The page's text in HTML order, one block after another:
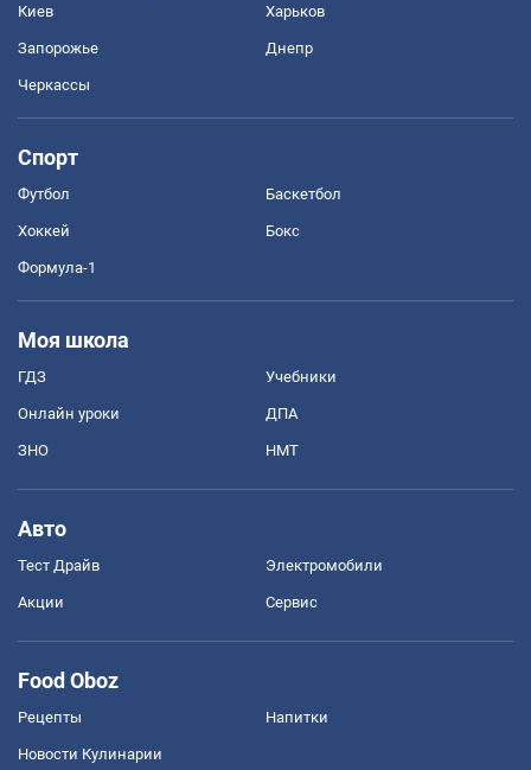
Киев Харьков
Запорожье Днепр
Черкассы
Спорт
Футбол Баскетбол
Хоккей Бокс
Формула-1
Моя школа
ГДЗ Учебники
Онлайн уроки ДПА
ЗНО НМТ
Авто
Тест Драйв Электромобили
Акции Сервис
Food Oboz
Рецепты Напитки
Новости Кулинарии